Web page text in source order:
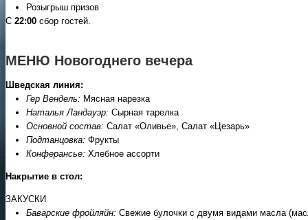
Розыгрыш призов
С 22:00 сбор гостей.
МЕНЮ Новогоднего вечера
Шведская линия:
Гер Вендель: Мясная нарезка
Наталья Ландауэр: Сырная тарелка
Основной состав: Салат «Оливье», Салат «Цезарь»
Подтанцовка: Фрукты
Конферансье: Хлебное ассорти
Накрытие в стол:
ЗАКУСКИ
Баварские фройляйн: Свежие булочки с двумя видами масла